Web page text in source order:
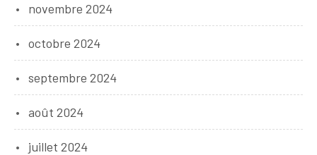
novembre 2024
octobre 2024
septembre 2024
août 2024
juillet 2024